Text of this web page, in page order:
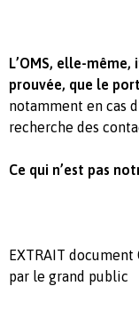
L’OMS, elle-
prouvée, que le
notamment en cas
recherche des
Ce qui n’est pas
EXTRAIT
par le grand public